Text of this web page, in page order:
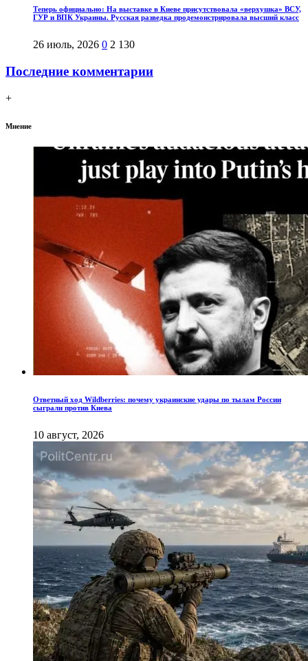
Теперь официально: На выставке в Киеве присутствовала «верхушка» ВСУ,
ГУР и ВПК Украины. Русская разведка продемонстрировала высший класс
26 июль, 2026 0 2 130
Последние комментарии
+
Мнение
Ответный ход Wildberries: почему украинские удары по тылам России
сыграли против Киева
10 август, 2026